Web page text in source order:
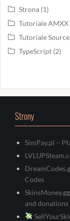
Strona (1)
Tutoriale AMXX
Tutoriale
TypeScript (2)
Strony
SimPay.pl –
Codes
and donations